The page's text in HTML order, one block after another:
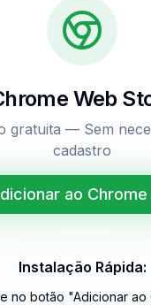
Web
gratuita — Sem
cadastro
ao
Instalação Rápida:
no botão "Adicionar ao